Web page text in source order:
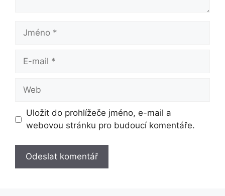
Jméno
Web
Uložit do prohlížeče jméno, e-mail a
webovou stránku pro budoucí komentáře.